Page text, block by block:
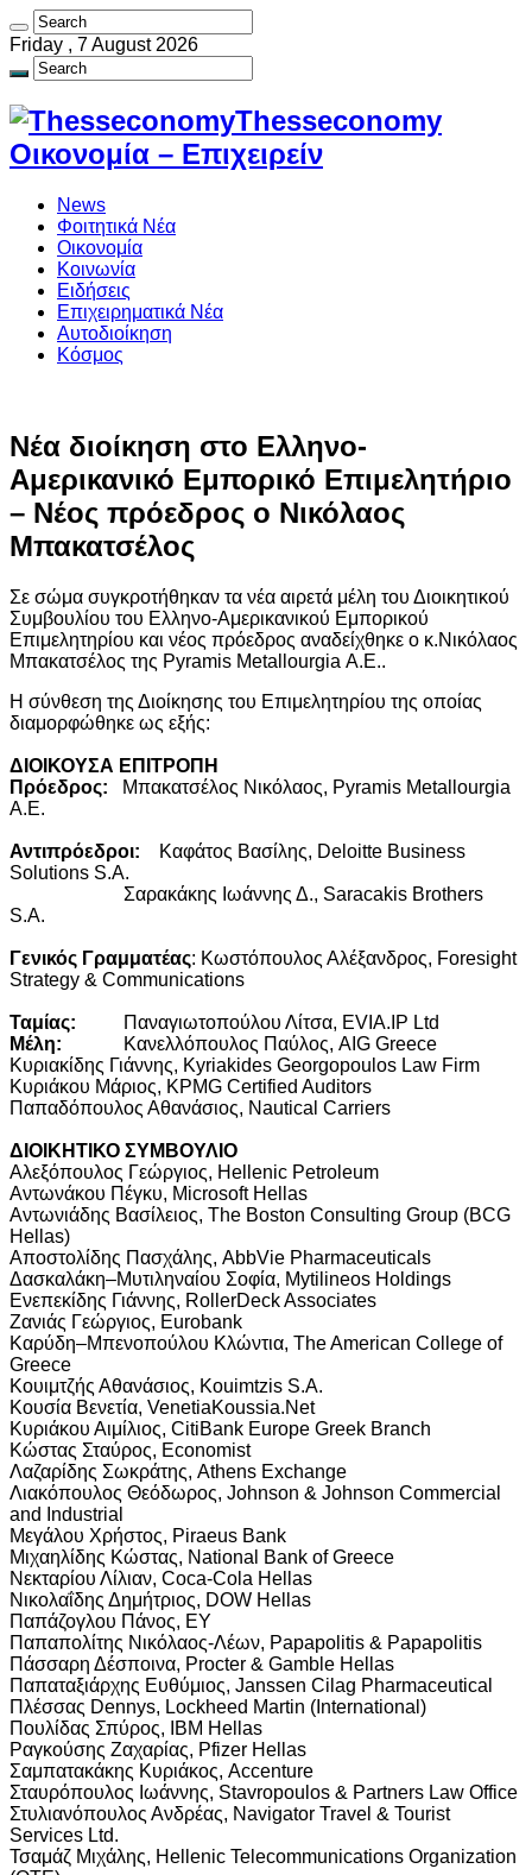
Friday , 7 August 2026
Thesseconomy
Οικονομία – Επιχειρείν
News
Φοιτητικά Νέα
Οικονομία
Κοινωνία
Ειδήσεις
Επιχειρηματικά Νέα
Αυτοδιοίκηση
Κόσμος
Νέα διοίκηση στο Ελληνο-
Αμερικανικό Εμπορικό Επιμελητήριο
– Νέος πρόεδρος ο Νικόλαος
Μπακατσέλος
Σε σώμα συγκροτήθηκαν τα νέα αιρετά μέλη του Διοικητικού
Συμβουλίου του Ελληνο-Αμερικανικού Εμπορικού
Επιμελητηρίου και νέος πρόεδρος αναδείχθηκε ο κ.Νικόλαος
Μπακατσέλος της Pyramis Metallourgia Α.Ε..
Η σύνθεση της Διοίκησης του Επιμελητηρίου της οποίας
διαμορφώθηκε ως εξής:
ΔΙΟΙΚΟΥΣΑ ΕΠΙΤΡΟΠΗ
Πρόεδρος:
Μπακατσέλος Νικόλαος, Pyramis Metallourgia
A.E.
Αντιπρόεδροι:
Καφάτος Βασίλης, Deloitte Business
Solutions S.A.
Σαρακάκης Ιωάννης Δ., Saracakis Brothers
S.A.
Γενικός Γραμματέας: Κωστόπουλος Αλέξανδρος, Foresight
Strategy & Communications
Ταμίας:
Παναγιωτοπούλου Λίτσα, EVIA.IP Ltd
Μέλη: Κανελλόπουλος Παύλος, AIG Greece
Κυριακίδης Γιάννης, Kyriakides Georgopoulos Law Firm
Κυριάκου Μάριος, KPMG Certified Auditors
Παπαδόπουλος Αθανάσιος, Νautical Carriers
ΔΙΟΙΚΗΤΙΚΟ ΣΥΜΒΟΥΛΙΟ
Αλεξόπουλος Γεώργιος, Hellenic Petroleum
Αντωνάκου Πέγκυ, Microsoft Hellas
Αντωνιάδης Βασίλειος, The Boston Consulting Group (BCG
Hellas)
Αποστολίδης Πασχάλης, AbbVie Pharmaceuticals
Δασκαλάκη–Μυτιληναίου Σοφία, Mytilineos Holdings
Ενεπεκίδης Γιάννης, RollerDeck Associates
Ζανιάς Γεώργιος, Eurobank
Καρύδη–Μπενοπούλου Κλώντια, The American College of
Greece
Κουιμτζής Αθανάσιος, Kouimtzis S.A.
Κουσία Βενετία, VenetiaKoussia.Νet
Κυριάκου Αιμίλιος, CitiBank Europe Greek Branch
Κώστας Σταύρος, Economist
Λαζαρίδης Σωκράτης, Athens Exchange
Λιακόπουλος Θεόδωρος, Johnson & Johnson Commercial
and Industrial
Μεγάλου Χρήστος, Piraeus Bank
Μιχαηλίδης Κώστας, National Bank of Greece
Νεκταρίου Λίλιαν, Coca-Cola Hellas
Νικολαΐδης Δημήτριος, DOW Hellas
Παπάζογλου Πάνος, EY
Παπαπολίτης Νικόλαος-Λέων, Papapolitis & Papapolitis
Πάσσαρη Δέσποινα, Procter & Gamble Hellas
Παπαταξιάρχης Ευθύμιος, Janssen Cilag Pharmaceutical
Πλέσσας Dennys, Lockheed Martin (International)
Πουλίδας Σπύρος, IBM Hellas
Ραγκούσης Ζαχαρίας, Pfizer Hellas
Σαμπατακάκης Κυριάκος, Accenture
Σταυρόπουλος Ιωάννης, Stavropoulos & Partners Law Office
Στυλιανόπουλος Ανδρέας, Navigator Travel & Tourist
Services Ltd.
Τσαμάζ Μιχάλης, Hellenic Telecommunications Organization